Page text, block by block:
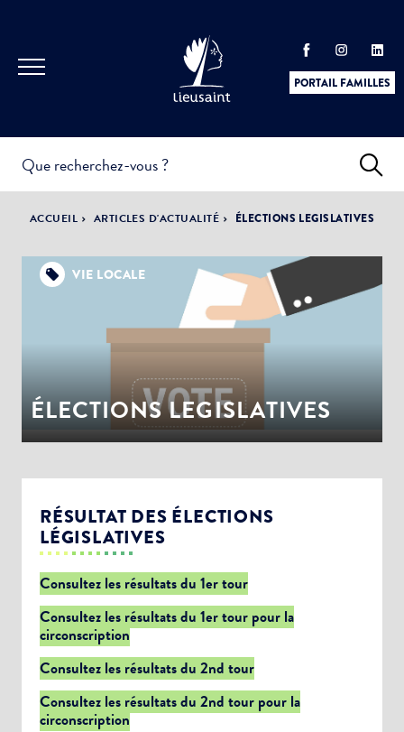
PORTAIL FAMILLES
PRATIQUES &
DÉMARCHES
ACTUALITÉS &
ÉVÈNEMENTS
LA VILLE
DÉMOCRATIE
PARTICIPATIVE
ACCUEIL ARTICLES D'ACTUALITÉ ÉLECTIONS LEGISLATIVES
VIE LOCALE
ÉLECTIONS LEGISLATIVES
RÉSULTAT DES ÉLECTIONS
LÉGISLATIVES
Consultez les résultats du 1er tour
Consultez les résultats du 1er tour pour la
circonscription
Consultez les résultats du 2nd tour
Consultez les résultats du 2nd tour pour la
circonscription